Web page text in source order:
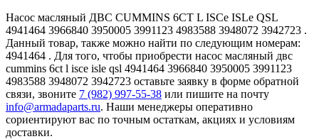
Насос масляный ДВС CUMMINS 6CT L ISCe ISLe QSL
4941464 3966840 3950005 3991123 4983588 3948072 3942723 .
Данный товар, также можно найти по следующим номерам:
4941464 . Для того, чтобы приобрести насос масляный двс
cummins 6ct l isce isle qsl 4941464 3966840 3950005 3991123
4983588 3948072 3942723 оставьте заявку в форме обратной
связи, звоните 7 (982) 997-55-38 или пишите на почту
info@armadaparts.ru. Наши менеджеры оперативно
сориентируют вас по точным остаткам, акциях и условиям
доставки.